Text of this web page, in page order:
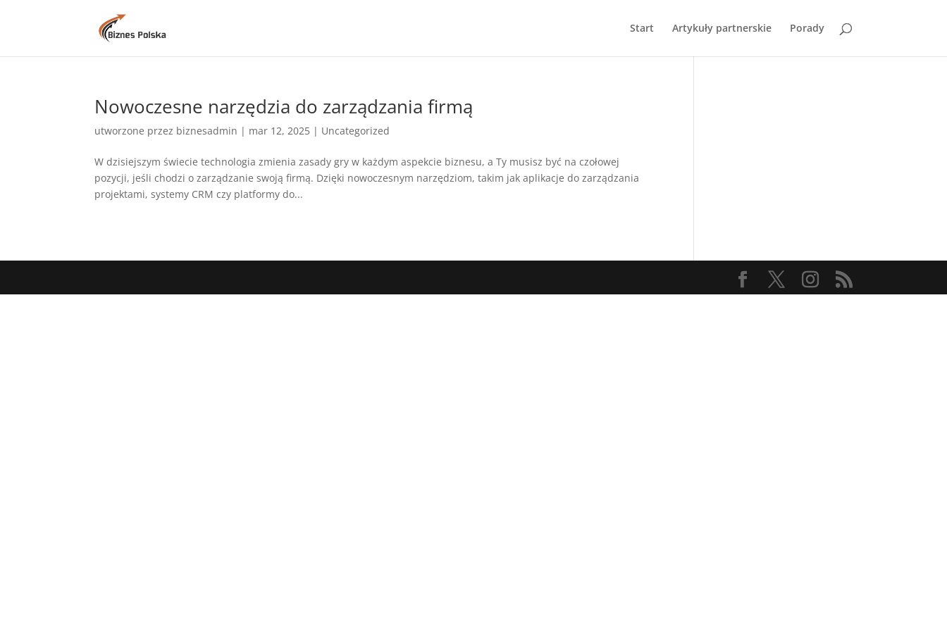
Start Artykuły partnerskie Porady
Nowoczesne narzędzia do zarządzania firmą
utworzone przez biznesadmin | mar 12, 2025 | Uncategorized
W dzisiejszym świecie technologia zmienia zasady gry w każdym aspekcie biznesu, a Ty musisz być na czołowej
pozycji, jeśli chodzi o zarządzanie swoją firmą. Dzięki nowoczesnym narzędziom, takim jak aplikacje do zarządzania
projektami, systemy CRM czy platformy do...